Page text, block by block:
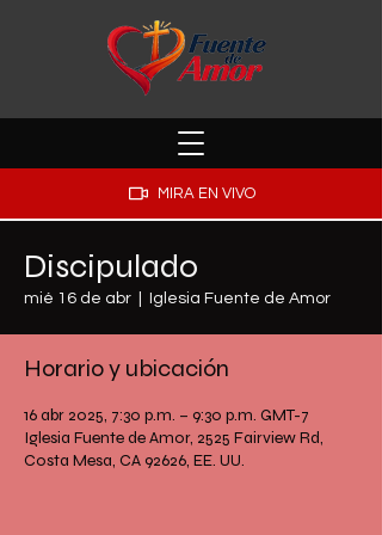
MIRA EN VIVO
Discipulado
mié 16 de abr Iglesia Fuente de Amor
Horario y ubicación
16 abr 2025, 7:30 p.m. – 9:30 p.m. GMT-7
Iglesia Fuente de Amor, 2525 Fairview Rd,
Costa Mesa, CA 92626, EE. UU.